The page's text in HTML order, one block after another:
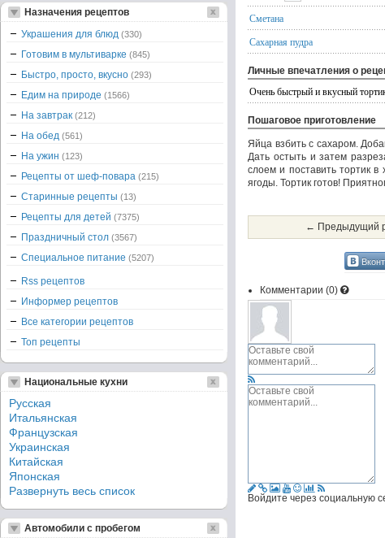
Сметана
Сахарная пудра
Личные впечатления о
Очень быстрый и вкусный
Пошаговое приготовление
Яйца взбить с сахаром.
Дать остыть и затем
слоем и поставить тортик в
ягоды. Тортик готов!
← Предыдущий
Комментарии (0)
Войдите через социальную
Назначения рецептов
Украшения для блюд (330)
Готовим в мультиварке (845)
Быстро, просто, вкусно (293)
Едим на природе (1566)
На завтрак (212)
На обед (561)
На ужин (123)
Рецепты от шеф-повара (215)
Старинные рецепты (13)
Рецепты для детей (7375)
Праздничный стол (3567)
Специальное питание (5207)
Rss рецептов
Информер рецептов
Все категории рецептов
Топ рецепты
Национальные кухни
Русская
Итальянская
Французская
Украинская
Китайская
Японская
Развернуть весь список
Автомобили с пробегом